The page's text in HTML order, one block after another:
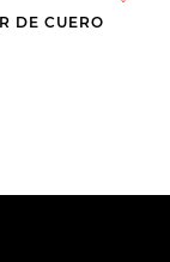
DE CUERO